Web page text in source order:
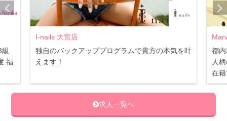
TEL 042-512-5930
東京都立川市柴崎町３-3-3櫻岡ビル3F
営業時間
定休日 年中無休
叶
Marvelous 恵比寿店
都内3店舗同時募集☆ 福利厚生充実で安心♪
人柄の良いスタッフで職場環境◎ JNA認定講師
☆未
研
け
求人一覧へ